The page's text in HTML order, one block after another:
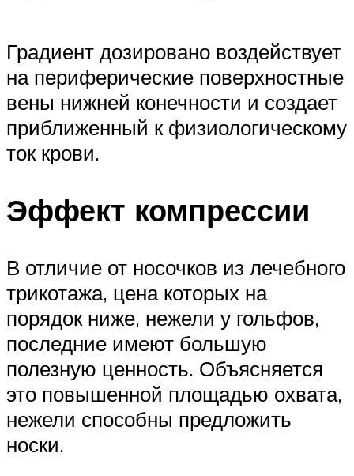
Градиент дозировано воздействует
на периферические поверхностные
вены нижней конечности и создает
приближенный к физиологическому
ток крови.
Эффект компрессии
В отличие от носочков из лечебного
трикотажа, цена которых на
порядок ниже, нежели у гольфов,
последние имеют большую
полезную ценность. Объясняется
это повышенной площадью охвата,
нежели способны предложить
носки.